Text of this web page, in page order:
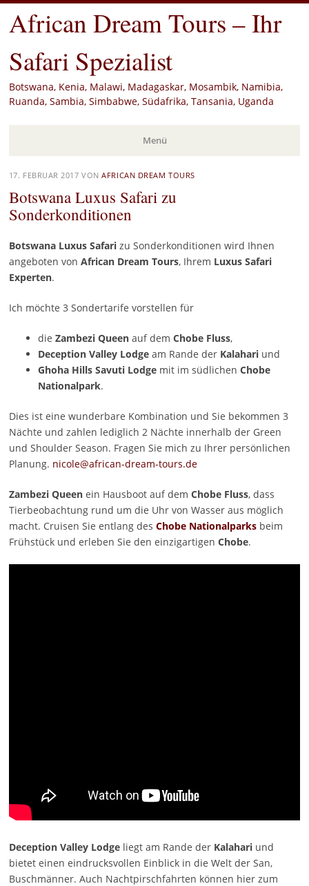
African Dream Tours – Ihr
Safari Spezialist
Botswana, Kenia, Malawi, Madagaskar, Mosambik, Namibia,
Ruanda, Sambia, Simbabwe, Südafrika, Tansania, Uganda
Menü
Zum
Inhalt
springen
17. FEBRUAR 2017 VONAFRICAN DREAM TOURS
Botswana Luxus Safari zu
Sonderkonditionen
Botswana Luxus Safarizu Sonderkonditionen wird Ihnen
angeboten von African Dream Tours, Ihrem Luxus Safari
Experten.
Ich möchte 3 Sondertarife vorstellen für
die Zambezi Queenauf dem Chobe Fluss,
Deception Valley Lodgeam Rande der Kalahariund
Ghoha Hills Savuti Lodgemit im südlichen Chobe
Nationalpark.
Dies ist eine wunderbare Kombination und Sie bekommen 3
Nächte und zahlen lediglich 2 Nächte innerhalb der Green
und Shoulder Season. Fragen Sie mich zu Ihrer persönlichen
Planung. nicole@african-dream-tours.de
Zambezi Queenein Hausboot auf dem Chobe Fluss, dass
Tierbeobachtung rund um die Uhr von Wasser aus möglich
macht. Cruisen Sie entlang des Chobe Nationalparksbeim
Frühstück und erleben Sie den einzigartigen Chobe.
Deception Valley Lodgeliegt am Rande der Kalahariund
bietet einen eindrucksvollen Einblick in die Welt der San,
Buschmänner. Auch Nachtpirschfahrten können hier zum